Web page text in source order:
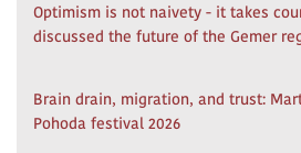
Optimism is not naivety - it takes
discussed the future of the Gemer
Brain drain, migration, and trust:
Pohoda festival 2026